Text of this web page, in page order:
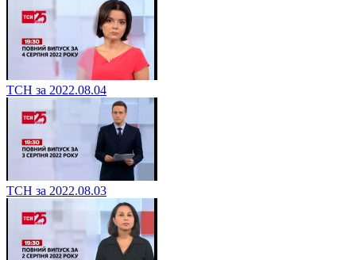
ТСН за 2022.08.04
ТСН за 2022.08.03